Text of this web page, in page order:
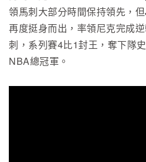
領馬刺大部分時間保持領先，
再度挺身而出，率領尼克完成
刺，系列賽4比1封王，奪下隊
NBA總冠軍。